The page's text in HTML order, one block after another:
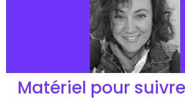
Matériel pour